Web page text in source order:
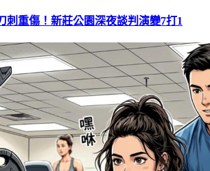
刺重傷！新莊公園深夜談判演變7打1